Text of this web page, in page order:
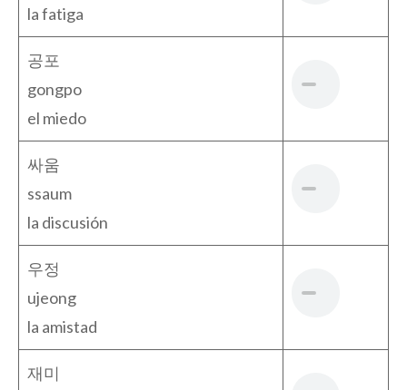
la fatiga
공포
gongpo
el miedo
싸움
ssaum
la discusión
우정
ujeong
la amistad
재미